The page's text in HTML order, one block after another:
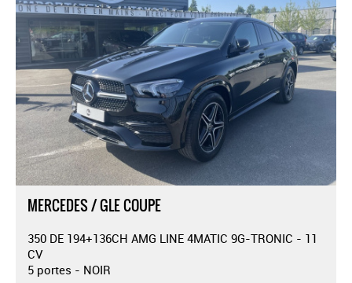
MERCEDES / GLE COUPE
350 DE 194+136CH AMG LINE 4MATIC 9G-TRONIC - 11
CV
5 portes - NOIR